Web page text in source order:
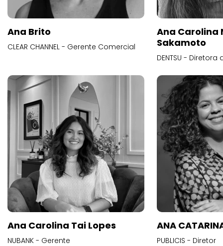
Ana Brito
CLEAR CHANNEL - Gerente Comercial
Ana Carolina
Sakamoto
DENTSU -
Ana Carolina Tai Lopes
NUBANK - Gerente
ANA
PUBLICIS - Diretor